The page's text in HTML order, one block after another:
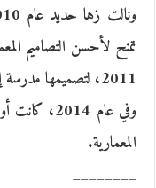
تمنح لأحسن التصاميم
2011، لتصميمها مدرسة إيفلين غريس في بريكستون، في بريطانيا.
وفي عام
المعمارية.
________